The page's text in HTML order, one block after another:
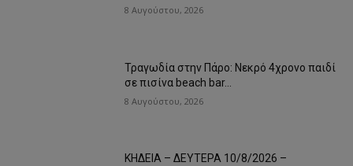
8 Αυγούστου, 2026
Τραγωδία στην Πάρο: Νεκρό 4χρονο παιδί
σε πισίνα beach bar…
8 Αυγούστου, 2026
ΚΗΔΕΙΑ – ΔΕΥΤΕΡΑ 10/8/2026 –